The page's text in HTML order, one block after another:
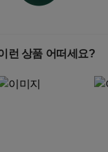
런 상품 어떠세요?